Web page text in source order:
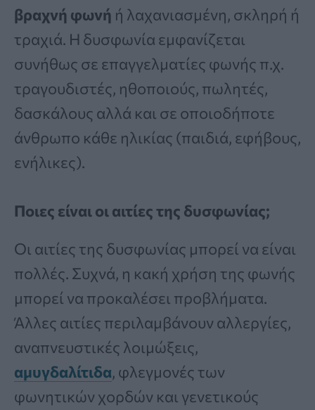
βραχνή φωνή ή λαχανιασμένη, σκληρή ή
τραχιά. Η δυσφωνία εμφανίζεται
συνήθως σε επαγγελματίες φωνής π.χ.
τραγουδιστές, ηθοποιούς, πωλητές,
δασκάλους αλλά και σε οποιοδήποτε
άνθρωπο κάθε ηλικίας (παιδιά, εφήβους,
ενήλικες).
Ποιες είναι οι αιτίες της δυσφωνίας;
Οι αιτίες της δυσφωνίας μπορεί να είναι
πολλές. Συχνά, η κακή χρήση της φωνής
μπορεί να προκαλέσει προβλήματα.
Άλλες αιτίες περιλαμβάνουν αλλεργίες,
αναπνευστικές λοιμώξεις,
αμυγδαλίτιδα, φλεγμονές των
φωνητικών χορδών και γενετικούς